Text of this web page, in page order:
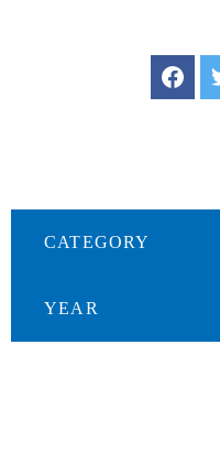
CATEGORY
YEAR